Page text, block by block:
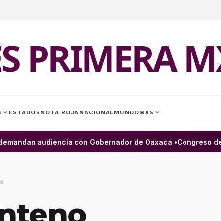
PRIMERA
expand_more ESTADOS NOTA ROJA NACIONAL MUNDOMÁS expand_more
audiencia con Gobernador de Oaxaca •Congreso de